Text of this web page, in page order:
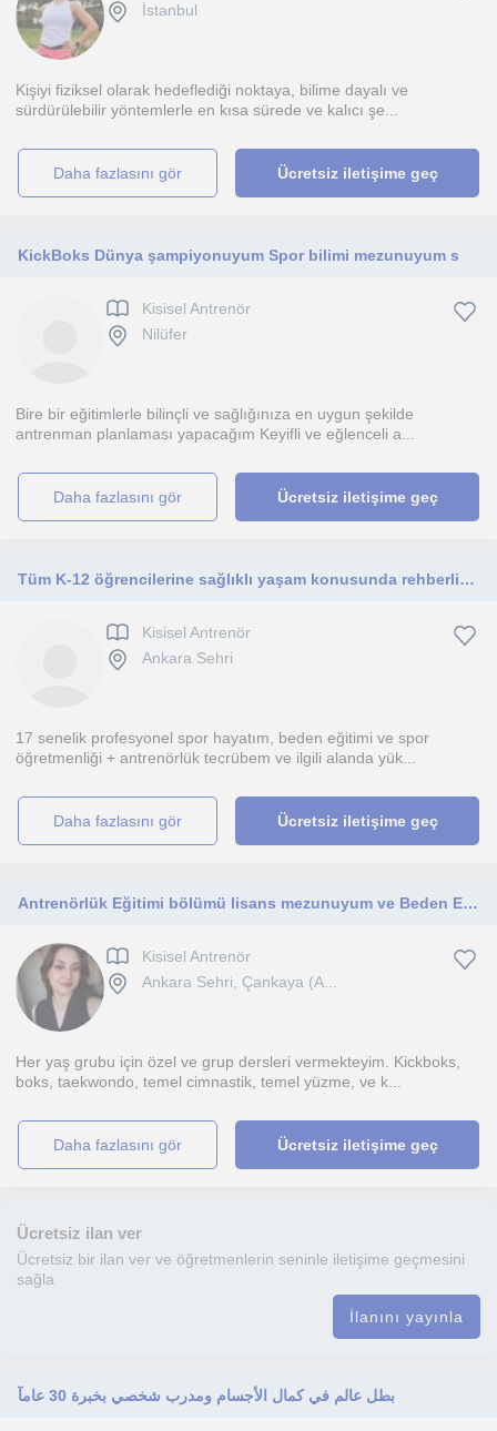
İstanbul
Kişiyi fiziksel olarak hedeflediği noktaya, bilime dayalı ve
sürdürülebilir yöntemlerle en kısa sürede ve kalıcı şe...
daha fazlasını gör Ücretsiz iletişime geç
KickBoks Dünya şampiyonuyum Spor bilimi mezunuyum s
Kisisel Antrenör
Nilüfer
Bire bir eğitimlerle bilinçli ve sağlığınıza en uygun şekilde
antrenman planlaması yapacağım Keyifli ve eğlenceli a...
daha fazlasını gör Ücretsiz iletişime geç
Tüm K-12 öğrencilerine sağlıklı yaşam konusunda rehberlik edebilirim. Voleybol, beslenme, sporda performans gelişimi vb.
Kisisel Antrenör
Ankara Sehri
17 senelik profesyonel spor hayatım, beden eğitimi ve spor
öğretmenliği + antrenörlük tecrübem ve ilgili alanda yük...
daha fazlasını gör Ücretsiz iletişime geç
Antrenörlük Eğitimi bölümü lisans mezunuyum ve Beden Eğitimi ve Spor alanında yüksek lisans yapmaktayım.Her yaş grubu için uygun.
Kisisel Antrenör
Ankara Sehri, Çankaya (A...
Her yaş grubu için özel ve grup dersleri vermekteyim. Kickboks,
boks, taekwondo, temel cimnastik, temel yüzme, ve k...
daha fazlasını gör Ücretsiz iletişime geç
Ücretsiz ilan ver
Ücretsiz bir ilan ver ve öğretmenlerin seninle iletişime geçmesini
sağla
İlanını yayınla
بطل عالم في كمال الأجسام ومدرب شخصي بخبرة 30 عامآ